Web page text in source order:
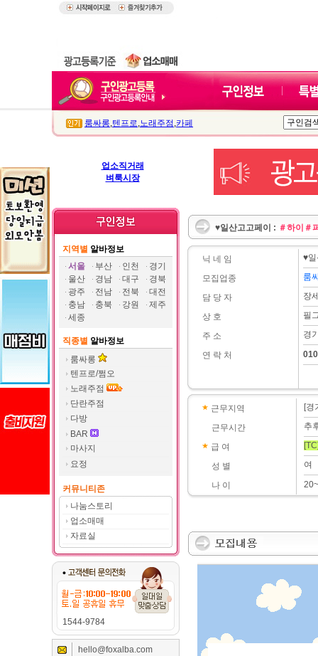
룸싸롱,텐프로,노래주점 ,카페
업소직거래
벼룩시장
지역별 알바정보
서울
부산 인천
경기
울산
경남 대구
경북
광주
전남 전북
대전
충남
충북 강원
제주
세종
직종별 알바정보
룸싸롱
텐프로/쩜오
노래주점
단란주점
다방
BAR
마사지
요정
커뮤니티존
나눔스토리
업소매매
자료실
1544-9784
hello@foxalba.com
♥일산고고페이 : ＃하이＃
닉 네 임
모집업종
담 당 자
상 호
주 소
연 락 처
♥
룸
장
필
경
근무지역
근무시간
급 여
성 별
나 이
[경
추
여